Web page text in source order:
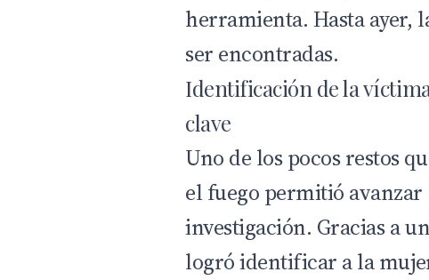
herramienta. Hasta ayer,
ser encontradas.
Identificación de la
clave
Uno de los pocos restos
el fuego permitió
investigación. Gracias a
logró identificar a la